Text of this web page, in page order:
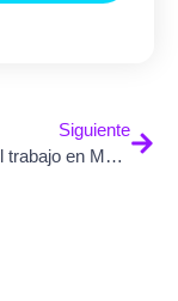
Siguiente
El futuro del trabajo en México retos y oportunidades